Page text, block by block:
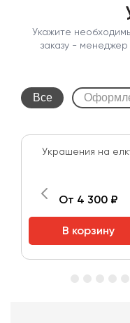
Укажите
заказу -
Все
Украшения на
От 4 300 ₽
В корзину